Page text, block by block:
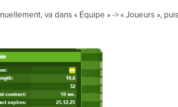
va dans « Équipe » -> « Joueurs »,